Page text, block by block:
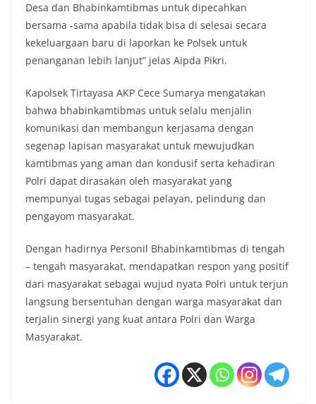
Desa dan Bhabinkamtibmas untuk dipecahkan
bersama -sama apabila tidak bisa di selesai secara
kekeluargaan baru di laporkan ke Polsek untuk
penanganan lebih lanjut” jelas Aipda Pikri.
Kapolsek Tirtayasa AKP Cece Sumarya mengatakan
bahwa bhabinkamtibmas untuk selalu menjalin
komunikasi dan membangun kerjasama dengan
segenap lapisan masyarakat untuk mewujudkan
kamtibmas yang aman dan kondusif serta kehadiran
Polri dapat dirasakan oleh masyarakat yang
mempunyai tugas sebagai pelayan, pelindung dan
pengayom masyarakat.
Dengan hadirnya Personil Bhabinkamtibmas di tengah
– tengah masyarakat, mendapatkan respon yang positif
dari masyarakat sebagai wujud nyata Polri untuk terjun
langsung bersentuhan dengan warga masyarakat dan
terjalin sinergi yang kuat antara Polri dan Warga
Masyarakat.